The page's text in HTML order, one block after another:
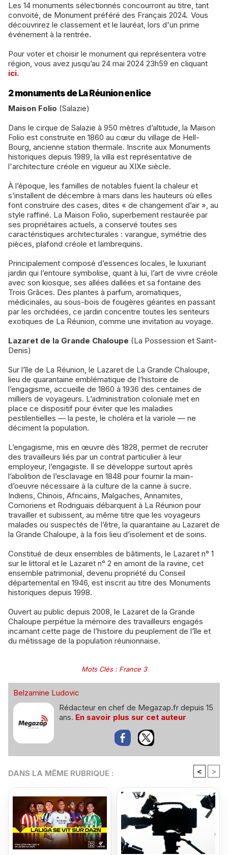
Les 14 monuments sélectionnés concourront au titre, tant
convoité, de Monument préféré des Français 2024. Vous
découvrirez le classement et le lauréat, lors d'un prime
événement à la rentrée.
Pour voter et choisir le monument qui représentera votre
région, vous avez jusqu’au 24 mai 2024 23h59 en cliquant
ici.
2 monuments de La Réunion en lice
Maison Folio (Salazie)
Dans le cirque de Salazie à 950 mètres d’altitude, la Maison
Folio est construite en 1860 au cœur du village de Hell-
Bourg, ancienne station thermale. Inscrite aux Monuments
historiques depuis 1989, la villa est représentative de
l'architecture créole en vigueur au XIXe siècle.
À l’époque, les familles de notables fuient la chaleur et
s’installent de décembre à mars dans les hauteurs où elles
font construire des cases, dites « de changement d’air », au
style raffiné. La Maison Folio, superbement restaurée par
ses propriétaires actuels, a conservé toutes ses
caractéristiques architecturales : varangue, symétrie des
pièces, plafond créole et lambrequins.
Principalement composé d’essences locales, le luxuriant
jardin qui l’entoure symbolise, quant à lui, l’art de vivre créole
avec son kiosque, ses allées dallées et sa fontaine des
Trois Grâces. Des plantes à parfum, aromatiques,
médicinales, au sous-bois de fougères géantes en passant
par les orchidées, ce jardin concentre toutes les senteurs
exotiques de La Réunion, comme une invitation au voyage.
Lazaret de la Grande Chaloupe (La Possession et Saint-
Denis)
Sur l’île de La Réunion, le Lazaret de La Grande Chaloupe,
lieu de quarantaine emblématique de l’histoire de
l’engagisme, accueille de 1860 à 1936 des centaines de
milliers de voyageurs. L’administration coloniale met en
place ce dispositif pour éviter que les maladies
pestilentielles — la peste, le choléra et la variole — ne
déciment la population.
L’engagisme, mis en œuvre dès 1828, permet de recruter
des travailleurs liés par un contrat particulier à leur
employeur, l’engagiste. Il se développe surtout après
l’abolition de l’esclavage en 1848 pour fournir la main-
d’oeuvre nécessaire à la culture de la canne à sucre.
Indiens, Chinois, Africains, Malgaches, Annamites,
Comoriens et Rodriguais débarquent à La Réunion pour
travailler et subissent, au même titre que les voyageurs
malades ou suspectés de l’être, la quarantaine au Lazaret de
la Grande Chaloupe, à la fois lieu d’isolement et de soins.
Constitué de deux ensembles de bâtiments, le Lazaret n° 1
sur le littoral et le Lazaret n° 2 en amont de la ravine, cet
ensemble patrimonial, devenu propriété du Conseil
départemental en 1946, est inscrit au titre des Monuments
historiques depuis 1998.
Ouvert au public depuis 2008, le Lazaret de la Grande
Chaloupe perpétue la mémoire des travailleurs engagés
incarnant cette page de l’histoire du peuplement de l’île et
du métissage de la population réunionnaise.
Mots Clés: France 3
Belzamine Ludovic
Rédacteur en chef de Megazap.fr depuis 15
ans. En savoir plus sur cet auteur
DANS LA MÊME RUBRIQUE : < >